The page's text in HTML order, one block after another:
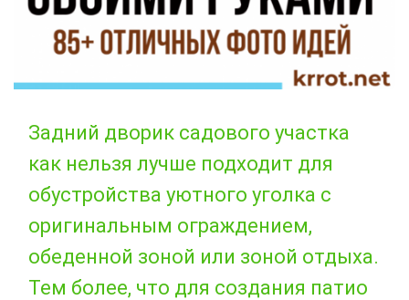
Задний дворик садового участка
как нельзя лучше подходит для
обустройства уютного уголка с
оригинальным ограждением,
обеденной зоной или зоной отдыха.
Тем более, что для создания патио